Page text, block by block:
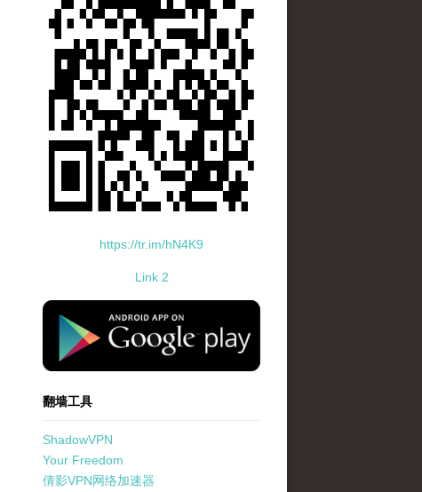
https://tr.im/hN4K9
Link 2
standard-icon-googleplay-app-store.png
翻墙工具
ShadowVPN
Your Freedom
倩影VPN网络加速器